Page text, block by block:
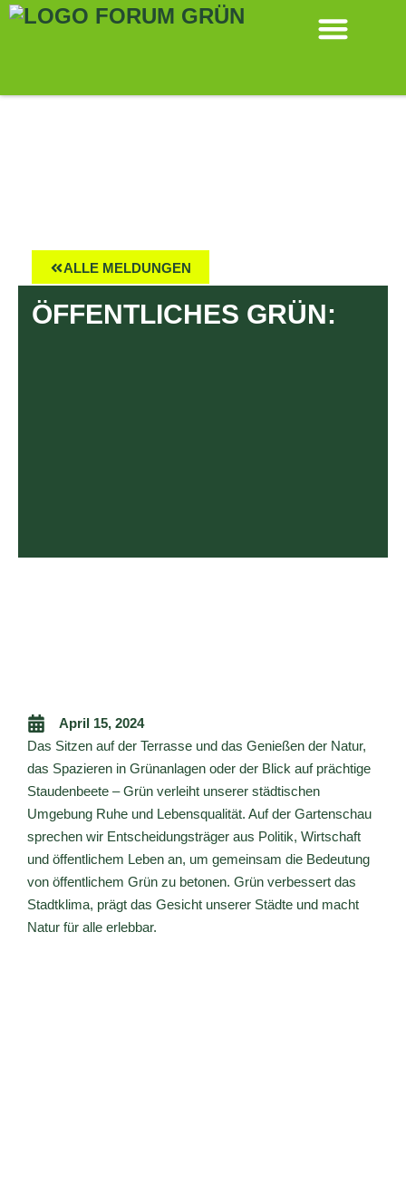
ALLE MELDUNGEN
ÖFFENTLICHES GRÜN:
April 15, 2024
Das Sitzen auf der Terrasse und das Genießen der Natur,
das Spazieren in Grünanlagen oder der Blick auf prächtige
Staudenbeete – Grün verleiht unserer städtischen
Umgebung Ruhe und Lebensqualität. Auf der Gartenschau
sprechen wir Entscheidungsträger aus Politik, Wirtschaft
und öffentlichem Leben an, um gemeinsam die Bedeutung
von öffentlichem Grün zu betonen. Grün verbessert das
Stadtklima, prägt das Gesicht unserer Städte und macht
Natur für alle erlebbar.